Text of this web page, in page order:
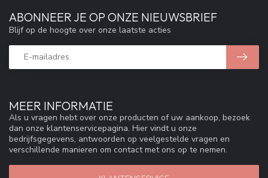
MEER INFORMATIE
Als u vragen hebt over onze producten of uw aankoop, bezoek
dan onze klantenservicepagina. Hier vindt u onze
bedrijfsgegevens, antwoorden op veelgestelde vragen en
verschillende manieren om contact met ons op te nemen.
ABONNEER JE OP ONZE NIEUWSBRIEF
Blijf op de hoogte over onze laatste acties